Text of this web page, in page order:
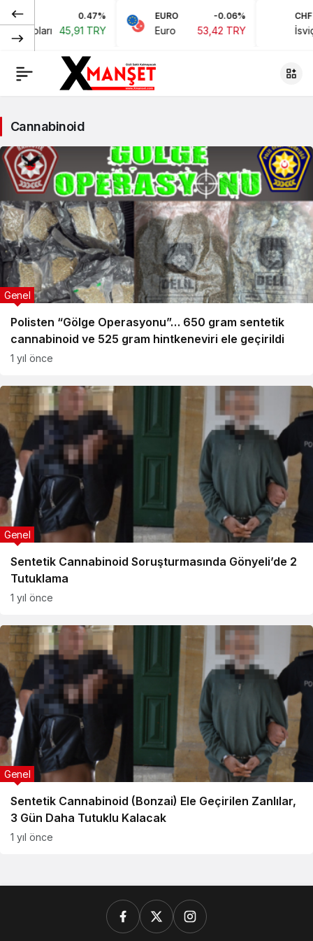
0.47%
45,91 TRY
EURO -0.06%
Euro 53,42 TRY İsviçre
Cannabinoid
Polisten “Gölge Operasyonu”… 650 gram sentetik
cannabinoid ve 525 gram hintkeneviri ele geçirildi
Genel
1 yıl önce
Sentetik Cannabinoid Soruşturmasında Gönyeli’de 2
Tutuklama
Genel
1 yıl önce
Sentetik Cannabinoid (Bonzai) Ele Geçirilen Zanlılar,
3 Gün Daha Tutuklu Kalacak
Genel
1 yıl önce